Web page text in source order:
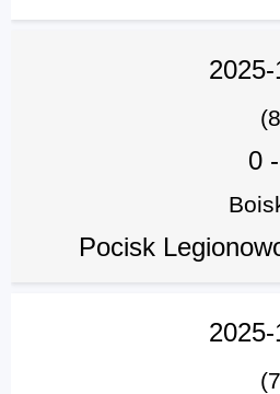
0 -
Pocisk